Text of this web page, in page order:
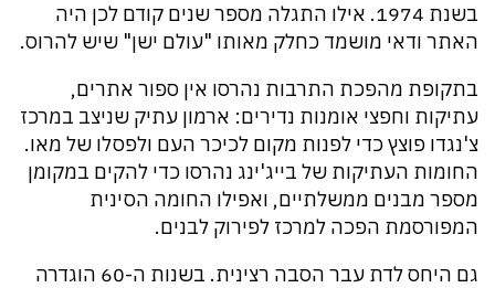
בשנת 1974. אילו התגלה מספר שנים קודם לכן היה
האתר ודאי מושמד כחלק מאותו "עולם ישן" שיש להרוס.
בתקופת מהפכת התרבות נהרסו אין ספור אתרים,
עתיקות וחפצי אומנות נדירים: ארמון עתיק שניצב במרכז
צ'נגדו פוצץ כדי לפנות מקום לכיכר העם ולפסלו של מאו.
החומות העתיקות של בייג'ינג נהרסו כדי להקים במקומן
מספר מבנים ממשלתיים, ואפילו החומה הסינית
המפורסמת הפכה למרכז לפירוק לבנים.
גם היחס לדת עבר הסבה רצינית. בשנות ה-60 הוגדרה